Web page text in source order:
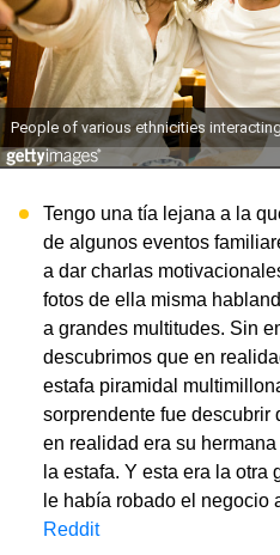
Tengo una tía lejana a la
de algunos eventos
a dar charlas
fotos de ella misma
a grandes multitudes. Sin
descubrimos que en
estafa piramidal
sorprendente fue descubrir
en realidad era su
la estafa. Y esta era la otra
le había robado el negocio
Reddit